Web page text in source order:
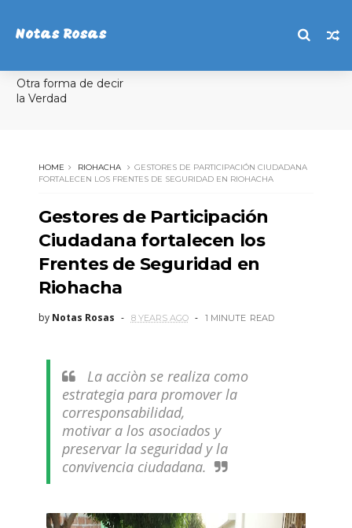
Notas Rosas
Otra forma de decir
la Verdad
HOME RIOHACHA
GESTORES DE PARTICIPACIÓN CIUDADANA
FORTALECEN LOS FRENTES DE SEGURIDAD EN RIOHACHA
Gestores de Participación
Ciudadana fortalecen los
Frentes de Seguridad en
Riohacha
by Notas Rosas 8 YEARS AGO 1 MINUTE READ
La acciòn se realiza como
estrategia para promover la
corresponsabilidad,
motivar a los asociados y
preservar la seguridad y la
convivencia ciudadana.